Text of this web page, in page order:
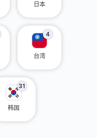
日本
4
台湾
31
韩国